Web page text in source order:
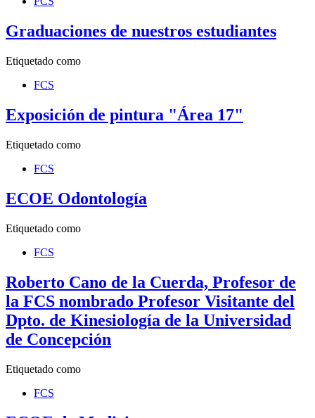
Graduaciones de nuestros estudiantes
Etiquetado como
FCS
Exposición de pintura "Área 17"
Etiquetado como
FCS
ECOE Odontología
Etiquetado como
FCS
Roberto Cano de la Cuerda, Profesor de
la FCS nombrado Profesor Visitante del
Dpto. de Kinesiología de la Universidad
de Concepción
Etiquetado como
FCS